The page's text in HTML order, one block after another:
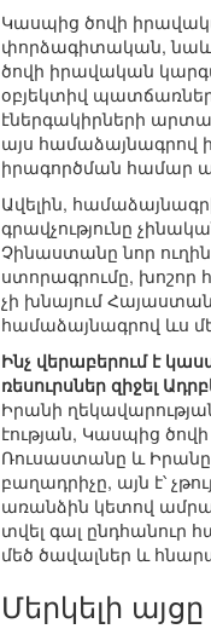
Կասպից ծովի
փորձագիտական,
ծովի իրավական
օբյեկտիվ
էներգակիրների
այս համաձայնագրով
իրագործման համար
Ավելին,
գրավչությունը
Չինաստանը նոր
ստորագրումը, խոշոր
չի խնայում
համաձայնագրով ևս
Ինչ վերաբերում է
ռեսուրսներ զիջել
Իրանի
էության, Կասպից
Ռուսաստանը և
բաղադրիչը, այն է՝
առանձին կետով
տվել գալ ընդհանուր
մեծ ծավալներ և
Մերկելի